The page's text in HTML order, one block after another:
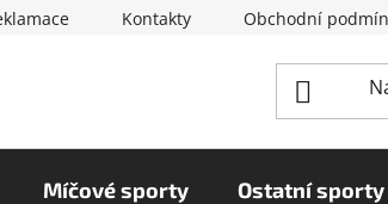
Kontakty Obchodní
Míčové sporty Ostatní sporty